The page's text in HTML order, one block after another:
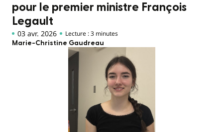
pour le premier ministre François
Legault
03 avr. 2026 Lecture : 3 minutes
Marie-Christine Gaudreau